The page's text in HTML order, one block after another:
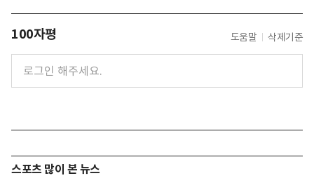
100자평 도움말 삭제기준
스포츠 많이 본 뉴스